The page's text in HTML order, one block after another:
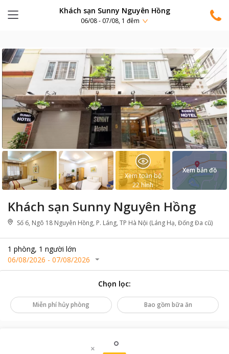
Khách sạn Sunny Nguyên Hồng
06/08 - 07/08, 1 đêm
Khách sạn Sunny Nguyên Hồng
Số 6, Ngõ 18 Nguyên Hồng, P. Láng, TP Hà Nội (Láng Hạ, Đống Đa cũ)
1 phòng, 1 người lớn
06/08/2026 - 07/08/2026
Xem toàn bộ
22hình
Xem bản đồ
Chọn lọc:
Miễn phí hủy phòng Bao gồm bữa ăn